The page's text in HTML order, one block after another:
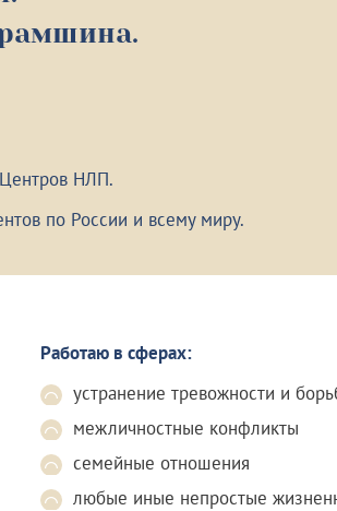
НЛП.
по России и всему миру.
Работаю в сферах:
устранение тревожности и
межличностные конфликты
семейные отношения
любые иные непростые